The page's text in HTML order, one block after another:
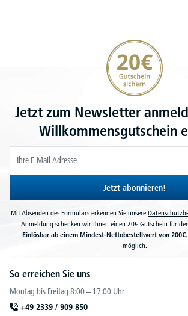
20€ Gutschein sichern
Jetzt zum Newsletter
Willkommensgutschein
Jetzt abonnieren!
Mit Absenden des Formulars erkennen Sie unsere
Anmeldung schenken wir Ihnen einen 20€ Gutschein für
Einlösbar ab einem Mindest-Nettobestellwert von 200€.
möglich.
So erreichen Sie uns
Montag bis Freitag 8:00 – 17:00 Uhr
+49 2339 / 909 850